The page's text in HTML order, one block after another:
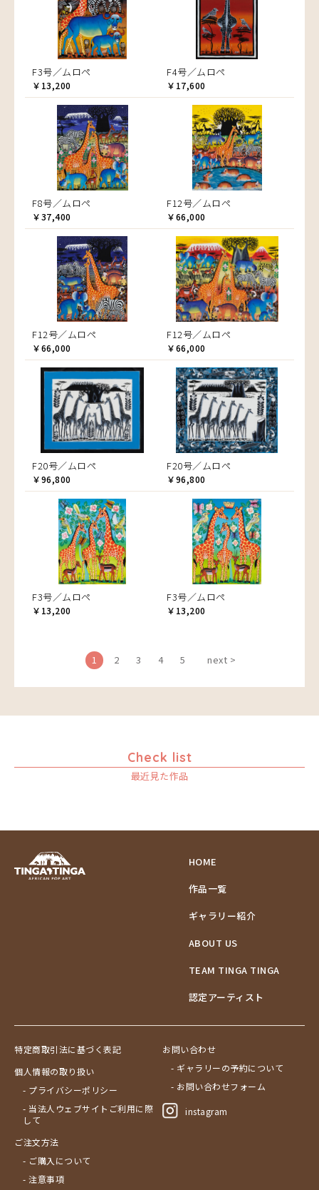
F3号／ムロペ
￥13,200
F4号／ムロペ
￥17,600
F8号／ムロペ
￥37,400
F12号／ムロペ
￥66,000
F12号／ムロペ
￥66,000
F12号／ムロペ
￥66,000
F20号／ムロペ
￥96,800
F20号／ムロペ
￥96,800
F3号／ムロペ
￥13,200
F3号／ムロペ
￥13,200
1 2 3 4 5 next >
Check list
最近見た作品
HOME
作品一覧
ギャラリー紹介
ABOUT US
TEAM TINGA TINGA
認定アーティスト
特定商取引法に基づく表記
個人情報の取り扱い
- プライバシーポリシー
- 当法人ウェブサイトご利用に際
して
ご注文方法
- ご購入について
- 注意事項
お問い合わせ
- ギャラリーの予約について
- お問い合わせフォーム
instagram